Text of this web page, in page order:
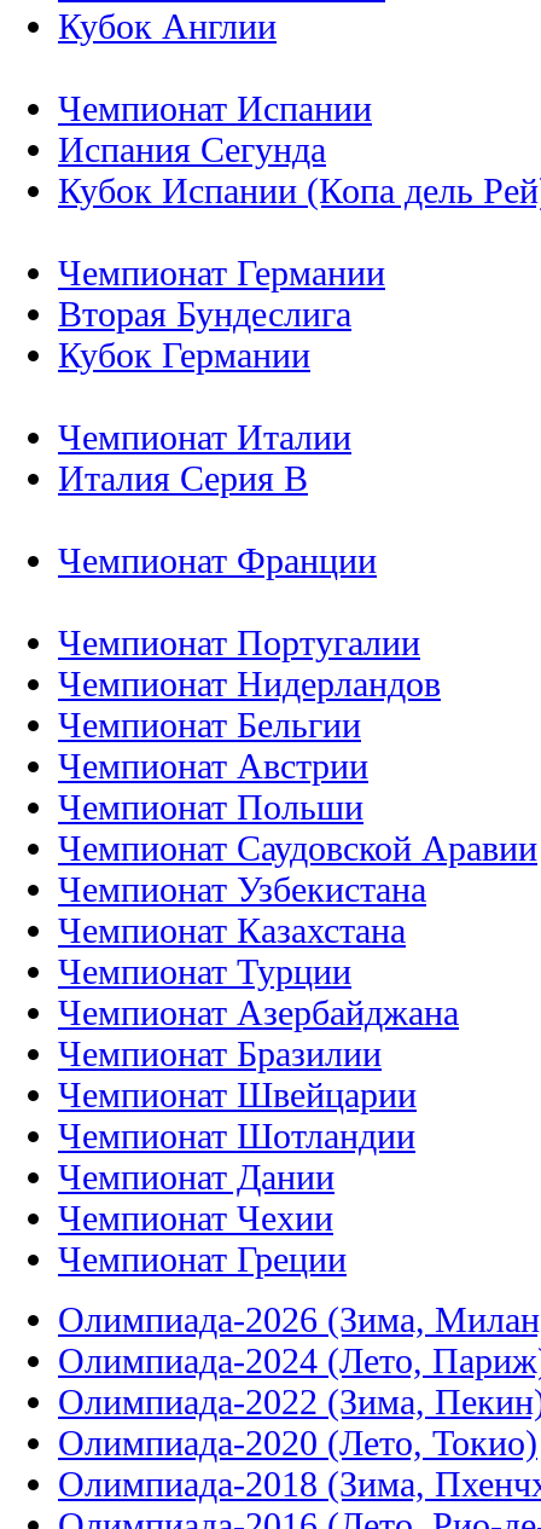
Кубок Англии
Чемпионат Испании
Испания Сегунда
Кубок Испании (Копа дель
Чемпионат Германии
Вторая Бундеслига
Кубок Германии
Чемпионат Италии
Италия Серия B
Чемпионат Франции
Чемпионат Португалии
Чемпионат Нидерландов
Чемпионат Бельгии
Чемпионат Австрии
Чемпионат Польши
Чемпионат Саудовской Аравии
Чемпионат Узбекистана
Чемпионат Казахстана
Чемпионат Турции
Чемпионат Азербайджана
Чемпионат Бразилии
Чемпионат Швейцарии
Чемпионат Шотландии
Чемпионат Дании
Чемпионат Чехии
Чемпионат Греции
Олимпиада-2026 (Зима,
Олимпиада-2024 (Лето,
Олимпиада-2022 (Зима,
Олимпиада-2020 (Лето, Токио)
Олимпиада-2018 (Зима,